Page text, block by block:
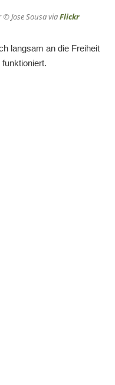
Jose Sousa viaFlickr
langsam an die Freiheit